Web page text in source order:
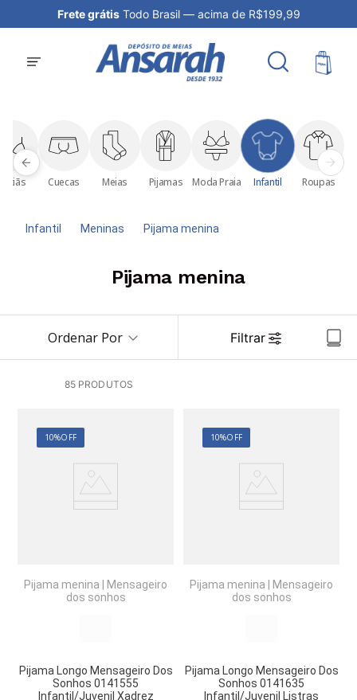
Frete grátisTodo Brasil — acima de R$199,99
Sutiãs Cuecas Meias Pijamas Moda Praia Infantil Roupas
Infantil Meninas Pijama menina
Pijama menina
Ordenar Por Filtrar
85 PRODUTOS
Pijama menina
Mensageiro
dos sonhos
Pijama Longo Mensageiro Dos
Sonhos 0141555
Infantil/Juvenil Xadrez
10%OFF
Pijama menina
Mensageiro
dos sonhos
Pijama Longo Mensageiro Dos
Sonhos 0141635
Infantil/Juvenil Listras
10%OFF